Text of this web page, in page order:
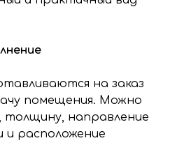
на заказ
помещения. Можно
направление
и расположение